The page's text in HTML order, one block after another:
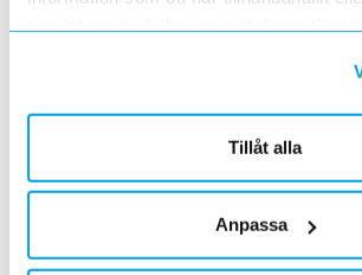
samlat in när du har använt deras
Tillåt alla
Anpassa
2023-01-29
Söndagen den 29 januari mellan 16.00 och c:a
fotbollsturnering för ungdomar
Förändringar på Kassasidan
Förändrade priser 2023-01-03
2022-11-30